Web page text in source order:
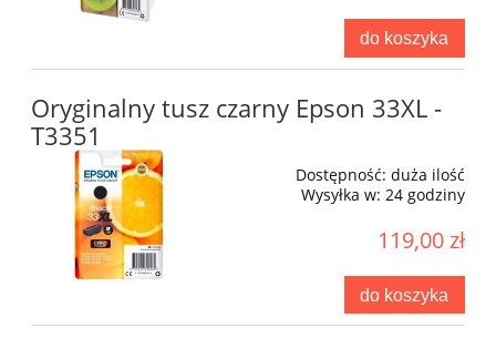
do koszyka
Oryginalny tusz czarny Epson 33XL -
T3351
Dostępność: duża ilość
Wysyłka w: 24 godziny
119,00 zł
do koszyka